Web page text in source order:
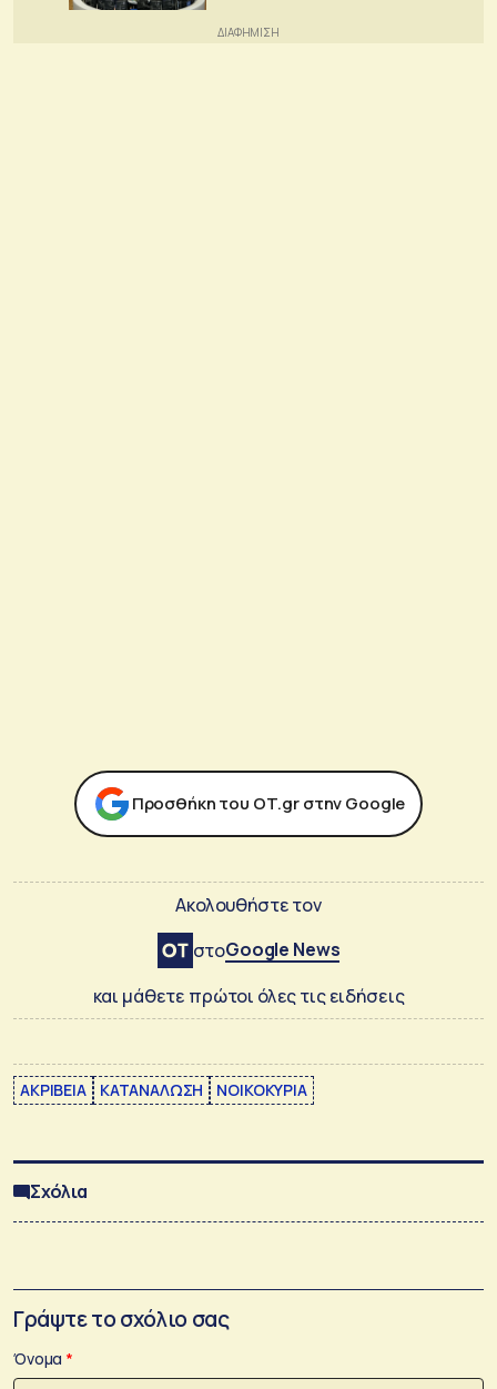
Προσθήκη του ΟΤ.gr στην Google
Ακολουθήστε τον
στοGoogle News
και μάθετε πρώτοι όλες τις ειδήσεις
ΑΚΡΙΒΕΙΑ ΚΑΤΑΝΑΛΩΣΗ ΝΟΙΚΟΚΥΡΙΑ
Σχόλια
Γράψτε το σχόλιο σας
Όνομα